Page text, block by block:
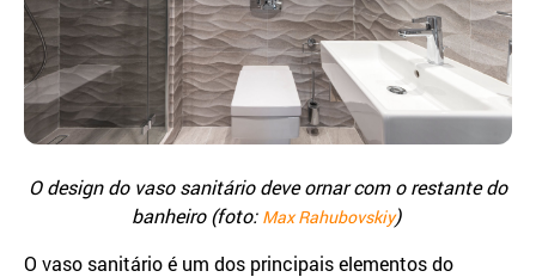
O design do vaso sanitário deve ornar com o restante do
banheiro (foto: Max Rahubovskiy)
O vaso sanitário é um dos principais elementos do